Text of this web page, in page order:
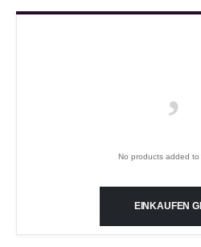
No products added to
EINKAUFEN